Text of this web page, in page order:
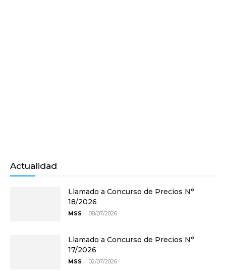
Actualidad
Llamado a Concurso de Precios N°
18/2026
MSS - 08/07/2026
Llamado a Concurso de Precios N°
17/2026
MSS - 02/07/2026